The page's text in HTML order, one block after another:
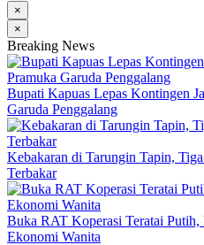
×
×
Breaking News
Bupati Kapuas Lepas Kontingen
Garuda Penggalang
Kebakaran di Tarungin Tapin,
Terbakar
Buka RAT Koperasi Teratai
Ekonomi Wanita